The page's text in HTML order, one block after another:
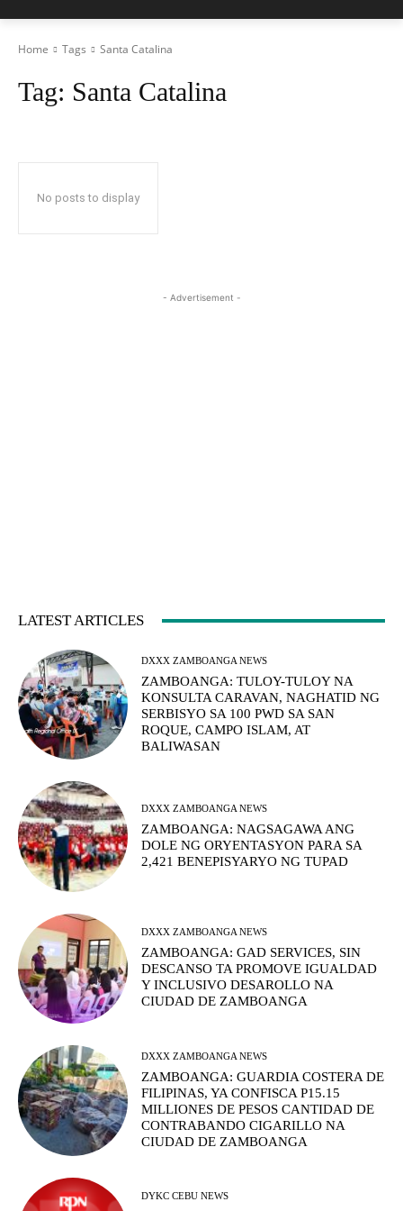
Home Tags Santa Catalina
Tag: Santa Catalina
No posts to display
- Advertisement -
LATEST ARTICLES
DXXX ZAMBOANGA NEWS
ZAMBOANGA: TULOY-TULOY NA
KONSULTA CARAVAN, NAGHATID NG
SERBISYO SA 100 PWD SA SAN
ROQUE, CAMPO ISLAM, AT
BALIWASAN
DXXX ZAMBOANGA NEWS
ZAMBOANGA: NAGSAGAWA ANG
DOLE NG ORYENTASYON PARA SA
2,421 BENEPISYARYO NG TUPAD
DXXX ZAMBOANGA NEWS
ZAMBOANGA: GAD SERVICES, SIN
DESCANSO TA PROMOVE IGUALDAD
Y INCLUSIVO DESAROLLO NA
CIUDAD DE ZAMBOANGA
DXXX ZAMBOANGA NEWS
ZAMBOANGA: GUARDIA COSTERA DE
FILIPINAS, YA CONFISCA P15.15
MILLIONES DE PESOS CANTIDAD DE
CONTRABANDO CIGARILLO NA
CIUDAD DE ZAMBOANGA
DYKC CEBU NEWS